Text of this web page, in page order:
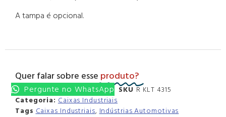
A tampa é opcional.
Quer falar sobre esse produto?
Pergunte no WhatsApp SKUR KLT 4315
Categoria: Caixas Industriais
Tags Caixas Industriais,Indústrias Automotivas